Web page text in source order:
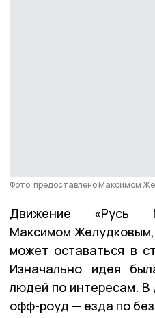
Фото: предоставлено Максимом
Движение «Русь
Максимом
может оставаться в
Изначально идея
людей по интересам.
офф-роуд — езда по